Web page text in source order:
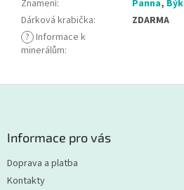
Znamení: Panna, Býk
Dárková krabička:
ZDARMA
? Informace k
minerálům:
Informace pro vás
Doprava a platba
Kontakty